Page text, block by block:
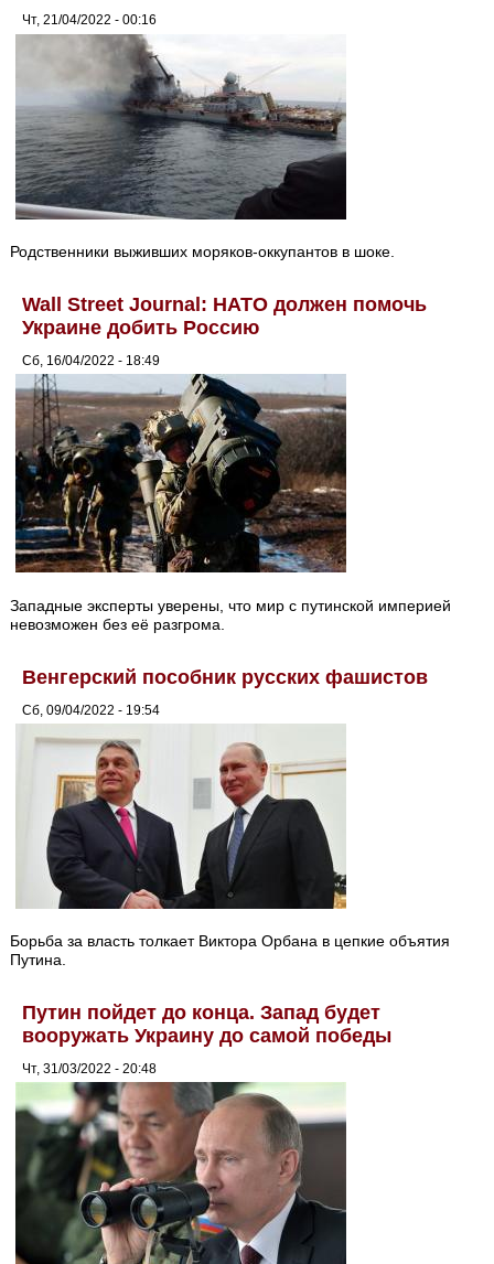
Чт, 21/04/2022 - 00:16
Родственники выживших моряков-оккупантов в шоке.
Wall Street Journal: НАТО должен помочь
Украине добить Россию
Сб, 16/04/2022 - 18:49
Западные эксперты уверены, что мир с путинской империей
невозможен без её разгрома.
Венгерский пособник русских фашистов
Сб, 09/04/2022 - 19:54
Борьба за власть толкает Виктора Орбана в цепкие объятия
Путина.
Путин пойдет до конца. Запад будет
вооружать Украину до самой победы
Чт, 31/03/2022 - 20:48